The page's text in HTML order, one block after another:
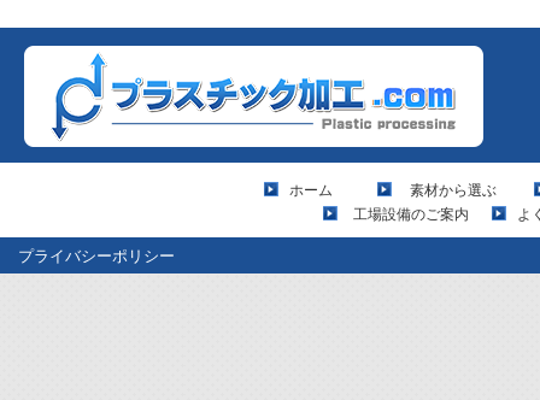
ホーム
素材から選ぶ
工場設備のご案内
よ
プライバシーポリシー